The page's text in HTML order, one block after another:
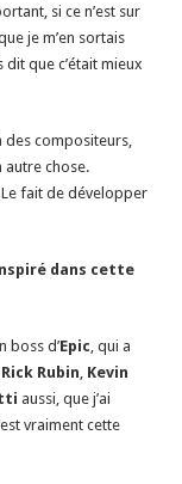
si ce n’est sur
je m’en sortais
dit que c’était mieux
des compositeurs,
autre chose.
Le fait de développer
dans cette
boss d’Epic , qui a
Rick Rubin Kevin
aussi, que j’ai
vraiment cette